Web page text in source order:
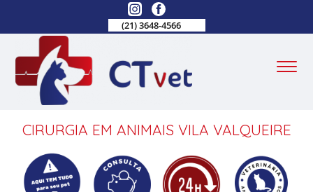
(21) 3648-4566
CIRURGIA EM ANIMAIS VILA VALQUEIRE